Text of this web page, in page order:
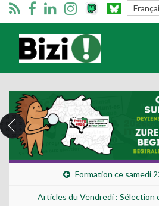
Bizimugi
Formation ce samedi
Articles du Vendredi : Sélection